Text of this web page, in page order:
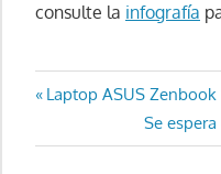
consulte la infografía
Navegación
de
Entrada
Laptop ASUS
Entrada
siguiente:
Se